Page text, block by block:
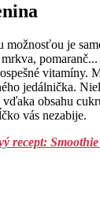
možnosťou je
vitamíny.
jedálnička.
obsahu
vás nezabije.
recept: